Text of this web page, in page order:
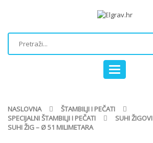
Toggle
navigation
NASLOVNA
ŠTAMBILJI I PEČATI
SPECIJALNI ŠTAMBILJI I PEČATI
SUHI ŽIGOVI
SUHI ŽIG – Ø 51 MILIMETARA